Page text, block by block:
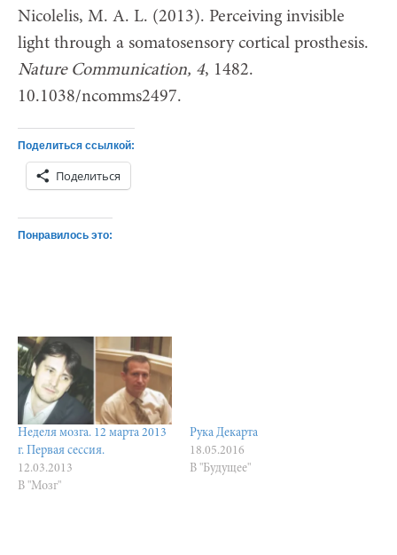
Nicolelis, M. A. L. (2013). Perceiving invisible
light through a somatosensory cortical prosthesis.
Nature Communication, 4, 1482.
10.1038/ncomms2497.
Поделиться ссылкой:
Поделиться
Понравилось это:
Неделя мозга. 12 марта 2013
г. Первая сессия.
12.03.2013
В "Мозг"
Рука Декарта
18.05.2016
В "Будущее"